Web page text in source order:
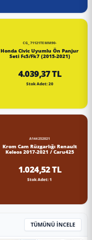
CG_71121TEMM90-
Honda Civic Uyumlu Ön Panjur
Seti Fc5/Fk7 (2015-2021)
4.039,37 TL
Stok Adet: 20
A144252021
Krom Cam Rüzgarlığı Renault
Keleos 2017-2021 / Caru425
1.024,52 TL
Stok Adet: 1
TÜMÜNÜ İNCELE